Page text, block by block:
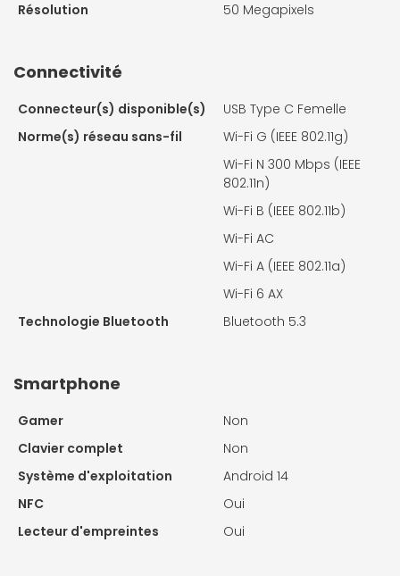
Résolution
50 Megapixels
Connectivité
Connecteur(s) disponible(s)
USB Type C Femelle
Norme(s) réseau sans-fil
Wi-Fi G (IEEE 802.11g)
Wi-Fi N 300 Mbps (IEEE
802.11n)
Wi-Fi B (IEEE 802.11b)
Wi-Fi AC
Wi-Fi A (IEEE 802.11a)
Wi-Fi 6 AX
Technologie Bluetooth
Bluetooth 5.3
Smartphone
Gamer
Non
Clavier complet
Non
Système d'exploitation
Android 14
NFC
Oui
Lecteur d'empreintes
Oui